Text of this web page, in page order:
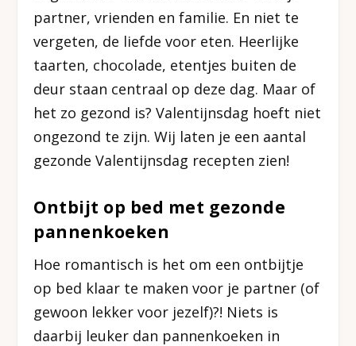
partner, vrienden en familie. En niet te
vergeten, de liefde voor eten. Heerlijke
taarten, chocolade, etentjes buiten de
deur staan centraal op deze dag. Maar of
het zo gezond is? Valentijnsdag hoeft niet
ongezond te zijn. Wij laten je een aantal
gezonde Valentijnsdag recepten zien!
Ontbijt op bed met gezonde
pannenkoeken
Hoe romantisch is het om een ontbijtje
op bed klaar te maken voor je partner (of
gewoon lekker voor jezelf)?! Niets is
daarbij leuker dan pannenkoeken in